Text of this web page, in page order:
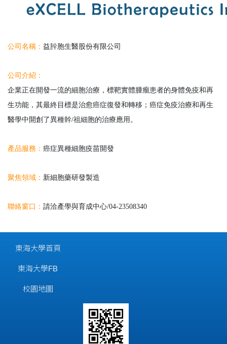
公司名稱： 益肸胞生醫股份有限公司
公司介紹：
企業正在開發一流的細胞治療，標靶實體腫瘤患者的身體免疫和再
生功能，其最終目標是治愈癌症復發和轉移；癌症免疫治療和再生
醫學中開創了異種幹/祖細胞的治療應用。
產品服務： 癌症異種細胞疫苗開發
聚焦領域： 新細胞藥研發製造
聯絡窗口： 請洽產學與育成中心/04-23508340
東海大學首頁
東海大學FB
校園地圖